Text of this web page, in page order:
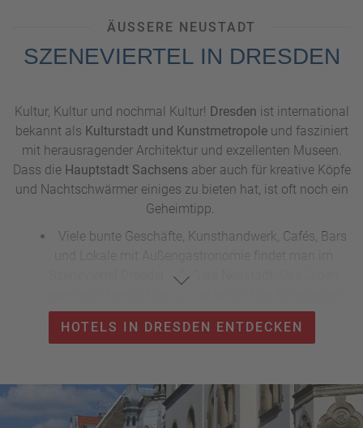
Bereichen Grafik, Mode und Design verkauft.
ÄUSSERE NEUSTADT
SZENEVIERTEL IN DRESDEN
Kultur, Kultur und nochmal Kultur! Dresden ist international
bekannt als Kulturstadt und Kunstmetropoleund fasziniert
mit herausragender Architektur und exzellenten Museen.
Dass die Hauptstadt Sachsens aber auch für kreative Köpfe
und Nachtschwärmer einiges zu bieten hat, ist oft noch ein
Geheimtipp.
Viele bunte Geschäfte, Kunsthandwerk, Cafés, Bars
Szeneviertel Dresdens Äußere Neustadt.
Graffitis auf den Häusern machen es noch bunter.
Unser Tipp:Schauen Sie doch in der
Mischung aus Gastronomie, Werkstätten und
verschiedensten Läden.
HOTELS IN DRESDEN ENTDECKEN